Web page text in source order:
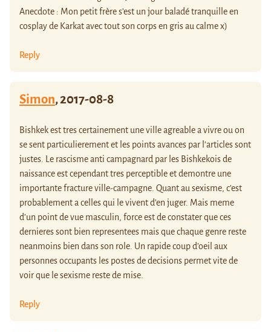
Anecdote : Mon petit frère s’est un jour baladé tranquille en
cosplay de Karkat avec tout son corps en gris au calme x)
Reply
Simon,2017-08-8
Bishkek est tres certainement une ville agreable a vivre ou on
se sent particulierement et les points avances par l’articles sont
justes. Le rascisme anti campagnard par les Bishkekois de
naissance est cependant tres perceptible et demontre une
importante fracture ville-campagne. Quant au sexisme, c’est
probablement a celles qui le vivent d’en juger. Mais meme
d’un point de vue masculin, force est de constater que ces
dernieres sont bien representees mais que chaque genre reste
neanmoins bien dans son role. Un rapide coup d’oeil aux
personnes occupants les postes de decisions permet vite de
voir que le sexisme reste de mise.
Reply